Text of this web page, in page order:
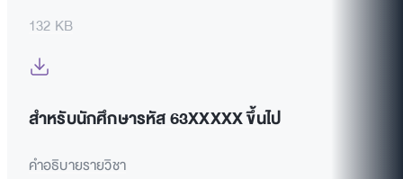
132 KB
สำหรับนักศึกษารหัส 63XXXXX ขึ้นไป
คำอธิบายรายวิชา